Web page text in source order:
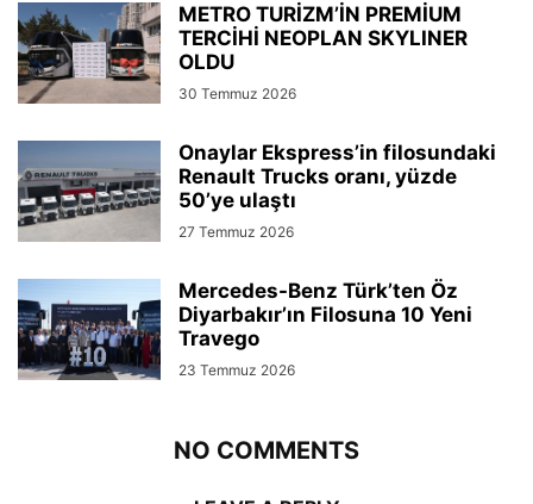
METRO TURİZM’İN PREMİUM
TERCİHİ NEOPLAN SKYLINER
OLDU
30 Temmuz 2026
Onaylar Ekspress’in filosundaki
Renault Trucks oranı, yüzde
50’ye ulaştı
27 Temmuz 2026
Mercedes-Benz Türk’ten Öz
Diyarbakır’ın Filosuna 10 Yeni
Travego
23 Temmuz 2026
NO COMMENTS